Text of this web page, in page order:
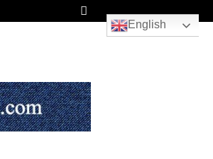
English